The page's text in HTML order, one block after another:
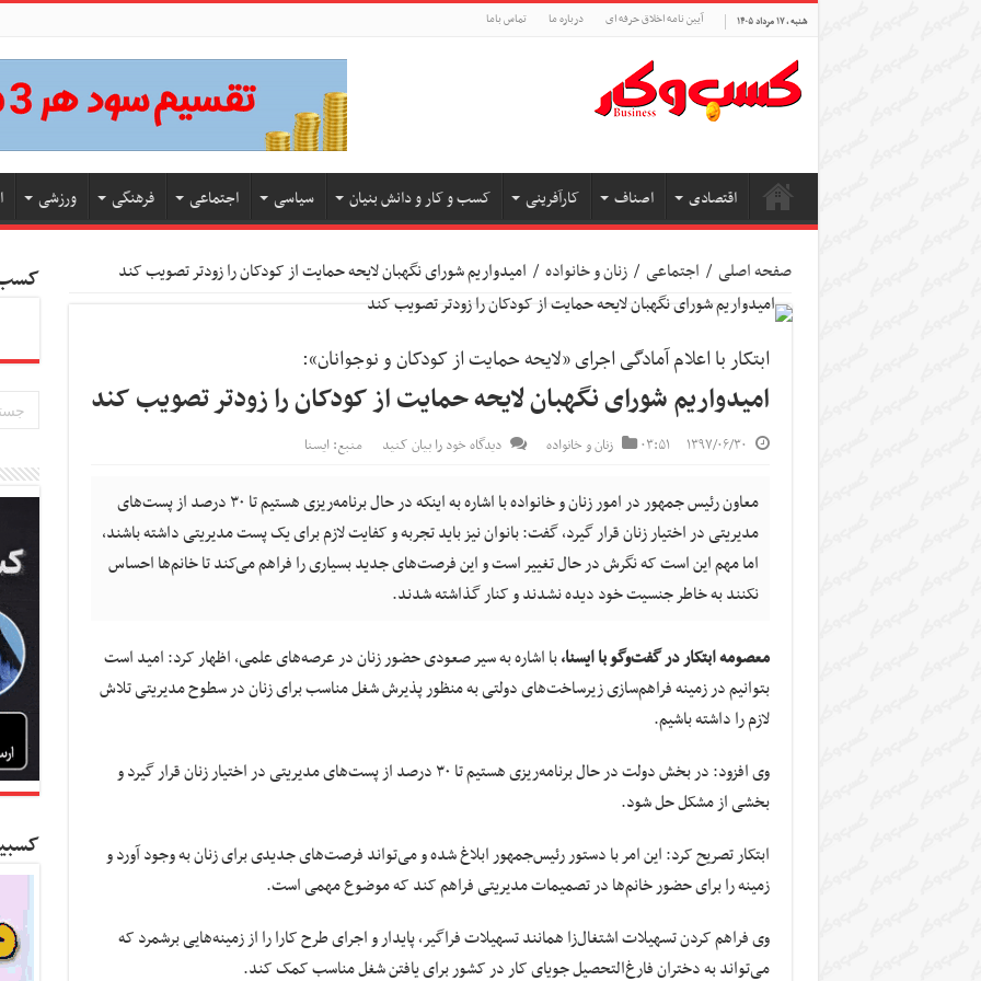
شنبه , ۱۷ مرداد ۱۴۰۵ آیین نامه اخلاق حرفه ای درباره ما تماس باما
اقتصادی اصناف کارآفرینی کسب و کار و دانش بنیان سیاسی اجتماعی فرهنگی ورزشی
صفحه اصلی / اجتماعی / زنان و خانواده / امیدواریم شورای نگهبان لایحه حمایت از کودکان را زودتر تصویب کند
ابتکار با اعلام آمادگی اجرای «لایحه حمایت از کودکان و نوجوانان»:
امیدواریم شورای نگهبان لایحه حمایت از کودکان را زودتر تصویب کند
۱۳۹۷/۰۶/۳۰ ۰۳:۵۱ زنان و خانواده دیدگاه خود را بیان کنید منبع: ایسنا
معاون رئیس جمهور در امور زنان و خانواده با اشاره به اینکه در حال برنامه‌ریزی هستیم تا ۳۰ درصد از پست‌های
مدیریتی در اختیار زنان قرار گیرد، گفت: بانوان نیز باید تجربه و کفایت لازم برای یک پست مدیریتی داشته باشند،
اما مهم این است که نگرش در حال تغییر است و این فرصت‌های جدید بسیاری را فراهم می‌کند تا خانم‌ها احساس
نکنند به خاطر جنسیت خود دیده نشدند و کنار گذاشته شدند.
معصومه ابتکار در گفت‌وگو با ایسنا،با اشاره به سیر صعودی حضور زنان در عرصه‌های علمی، اظهار کرد: امید است
بتوانیم در زمینه فراهم‌سازی زیرساخت‌های دولتی به منظور پذیرش شغل مناسب برای زنان در سطوح مدیریتی تلاش
لازم را داشته باشیم.
وی افزود: در بخش دولت در حال برنامه‌ریزی هستیم تا ۳۰ درصد از پست‌های مدیریتی در اختیار زنان قرار گیرد و
بخشی از مشکل حل شود.
ابتکار تصریح کرد: این امر با دستور رئیس‌جمهور ابلاغ شده و می‌تواند فرصت‌های جدیدی برای زنان به وجود آورد و
زمینه را برای حضور خانم‌ها در تصمیمات مدیریتی فراهم کند که موضوع مهمی است.
وی فراهم کردن تسهیلات اشتغال‌زا همانند تسهیلات فراگیر، پایدار و اجرای طرح کارا را از زمینه‌هایی برشمرد که
می‌تواند به دختران فارغ‌التحصیل جویای کار در کشور برای یافتن شغل مناسب کمک کند.
کسب